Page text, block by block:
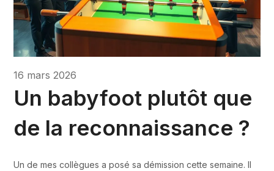
16 mars 2026
Un babyfoot plutôt que
de la reconnaissance ?
Un de mes collègues a posé sa démission cette semaine. Il